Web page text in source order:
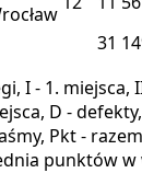
31
I - 1. miejsca,
D -
Pkt -
punktów w